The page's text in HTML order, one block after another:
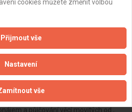
cookies můžete změnit volbou
Přijmout vše
Nastavení
vše